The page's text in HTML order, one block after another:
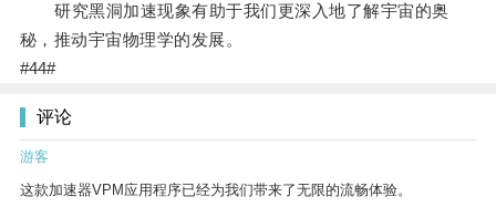
研究黑洞加速现象有助于我们更深入地了解宇宙的奥
秘，推动宇宙物理学的发展。
#44#
评论
游客
这款加速器VPM应用程序已经为我们带来了无限的流畅体验。